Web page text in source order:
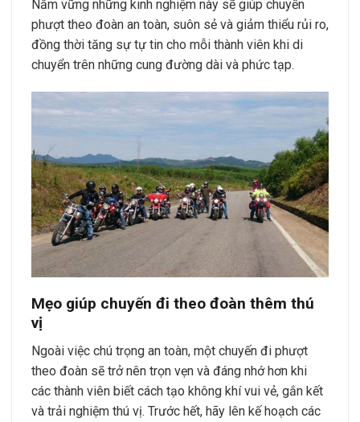
Nắm vững những kinh nghiệm này sẽ giúp chuyến
phượt theo đoàn an toàn, suôn sẻ và giảm thiểu rủi ro,
đồng thời tăng sự tự tin cho mỗi thành viên khi di
chuyển trên những cung đường dài và phức tạp.
Mẹo giúp chuyến đi theo đoàn thêm thú
vị
Ngoài việc chú trọng an toàn, một chuyến đi phượt
theo đoàn sẽ trở nên trọn vẹn và đáng nhớ hơn khi
các thành viên biết cách tạo không khí vui vẻ, gắn kết
và trải nghiệm thú vị. Trước hết, hãy lên kế hoạch các